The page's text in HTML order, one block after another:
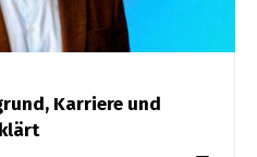
Karriere und